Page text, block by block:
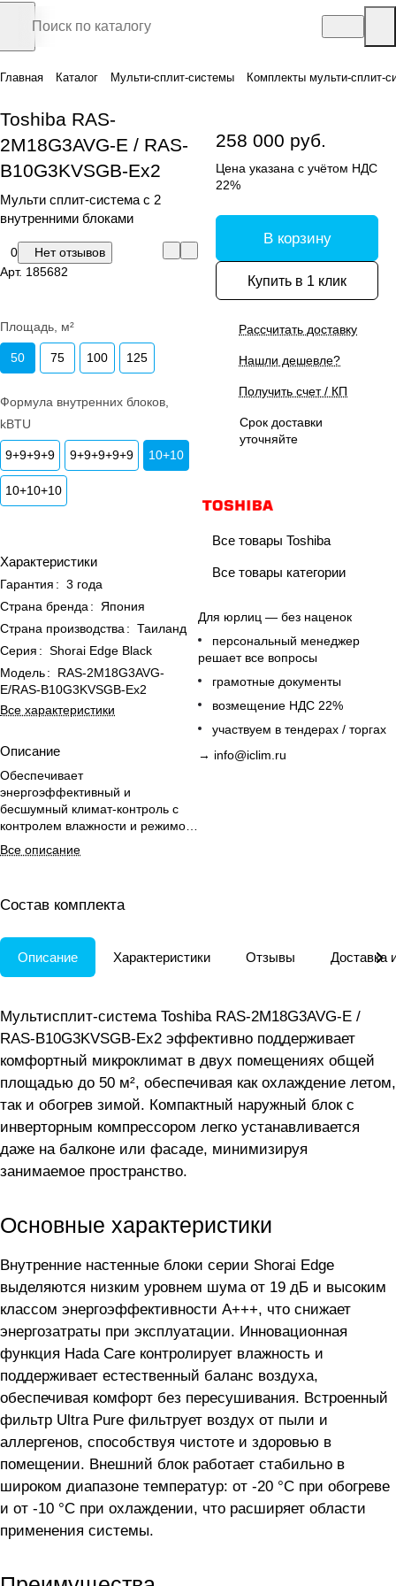
Главная Каталог Мульти-сплит-системы Комплекты мульти-сплит-
Toshiba RAS-
2M18G3AVG-E / RAS-
B10G3KVSGB-Ex2
Мульти сплит-система с 2
внутренними блоками
0
Нет отзывов
Арт. 185682
Площадь, м²
50 75 100 125
Формула внутренних блоков,
kBTU
9+9+9+9 9+9+9+9+9 10+10
10+10+10
Характеристики
Гарантия : 3 года
Страна бренда :
Япония
Страна производства : Таиланд
Серия : Shorai Edge Black
Модель:
RAS-2M18G3AVG-
E/RAS-B10G3KVSGB-Ex2
Все характеристики
Описание
Обеспечивает
энергоэффективный и
бесшумный климат-контроль с
контролем влажности и режимом
самоочистки для двух
помещений до 50 м².
Все описание
258 000 руб.
Цена указана с учётом НДС
22%
В корзину
Купить в 1 клик
Рассчитать доставку
Нашли дешевле?
Получить счет / КП
Срок доставки
уточняйте
Все товары Toshiba
Все товары категории
Для юрлиц — без наценок
персональный менеджер
решает все вопросы
грамотные документы
возмещение НДС 22%
участвуем в тендерах / торгах
→ info@iclim.ru
Состав комплекта
Описание Характеристики Отзывы Доставка
Мультисплит-система Toshiba RAS-2M18G3AVG-E /
RAS-B10G3KVSGB-Ex2 эффективно поддерживает
комфортный микроклимат в двух помещениях общей
площадью до 50 м², обеспечивая как охлаждение летом,
так и обогрев зимой. Компактный наружный блок с
инверторным компрессором легко устанавливается
даже на балконе или фасаде, минимизируя
занимаемое пространство.
Основные характеристики
Внутренние настенные блоки серии Shorai Edge
выделяются низким уровнем шума от 19 дБ и высоким
классом энергоэффективности А+++, что снижает
энергозатраты при эксплуатации. Инновационная
функция Hada Care контролирует влажность и
поддерживает естественный баланс воздуха,
обеспечивая комфорт без пересушивания. Встроенный
фильтр Ultra Pure фильтрует воздух от пыли и
аллергенов, способствуя чистоте и здоровью в
помещении. Внешний блок работает стабильно в
широком диапазоне температур: от -20 °C при обогреве
и от -10 °C при охлаждении, что расширяет области
применения системы.